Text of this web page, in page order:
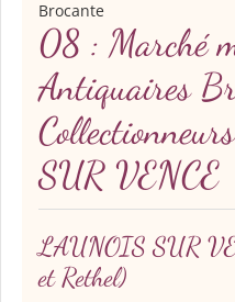
Brocante
08 : Marché
Antiquaires
SUR VENCE
LAUNOIS SUR
et Rethel)